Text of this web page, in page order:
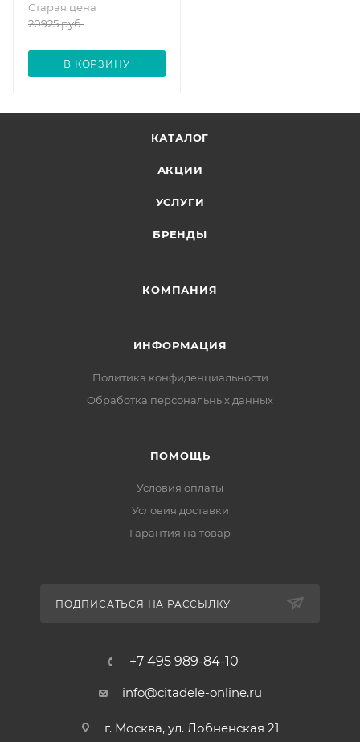
Старая цена
20925руб.
В КОРЗИНУ
КАТАЛОГ
АКЦИИ
УСЛУГИ
БРЕНДЫ
КОМПАНИЯ
ИНФОРМАЦИЯ
Политика конфиденциальности
Обработка персональных данных
ПОМОЩЬ
Условия оплаты
Условия доставки
Гарантия на товар
ПОДПИСАТЬСЯ НА РАССЫЛКУ
+7 495 989-84-10
info@citadele-online.ru
г. Москва, ул. Лобненская 21